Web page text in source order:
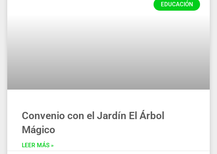
EDUCACIÓN
Convenio con el Jardín El Árbol
Mágico
LEER MÁS »